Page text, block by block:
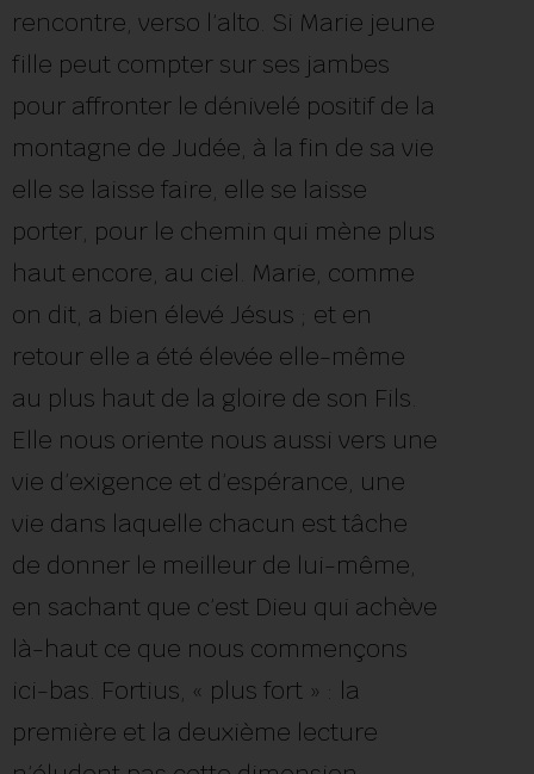
rencontre, verso l’alto. Si Marie jeune
fille peut compter sur ses jambes
pour affronter le dénivelé positif de la
montagne de Judée, à la fin de sa vie
elle se laisse faire, elle se laisse
porter, pour le chemin qui mène plus
haut encore, au ciel. Marie, comme
on dit, a bien élevé Jésus ; et en
retour elle a été élevée elle-même
au plus haut de la gloire de son Fils.
Elle nous oriente nous aussi vers une
vie d’exigence et d’espérance, une
vie dans laquelle chacun est tâche
de donner le meilleur de lui-même,
en sachant que c’est Dieu qui achève
là-haut ce que nous commençons
ici-bas. Fortius, « plus fort » : la
première et la deuxième lecture